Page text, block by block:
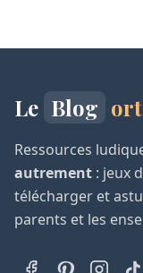
Le Blog
Ressources
autrement : jeux
télécharger et
parents et les